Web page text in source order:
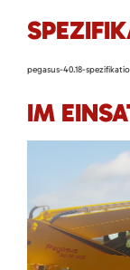
pegasus-40.18-
IM